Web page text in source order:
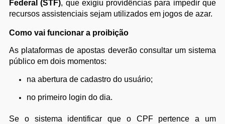
Federal (STF), que exigiu providências para impedir que
recursos assistenciais sejam utilizados em jogos de azar.
Como vai funcionar a proibição
As plataformas de apostas deverão consultar um sistema
público em dois momentos:
na abertura de cadastro do usuário;
no primeiro login do dia.
Se o sistema identificar que o CPF pertence a um